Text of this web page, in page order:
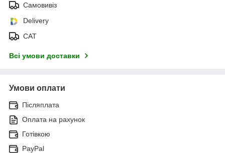
Самовивіз
Delivery
САТ
Всі умови доставки
Умови оплати
Післяплата
Оплата на рахунок
Готівкою
PayPal